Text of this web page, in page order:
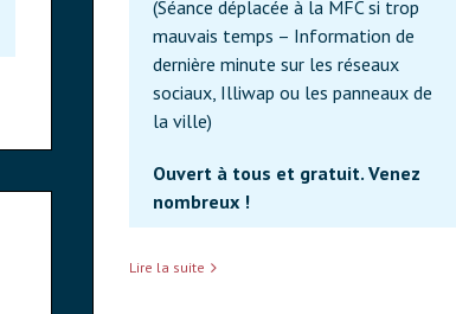
(Séance déplacée à la MFC si trop
mauvais temps – Information de
dernière minute sur les réseaux
sociaux, Illiwap ou les panneaux de
la ville)
Ouvert à tous et gratuit. Venez
nombreux !
Lire la suite